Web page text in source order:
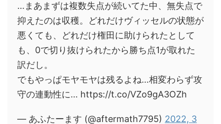
…まあまずは複数失点が続いてた中、無失点で
抑えたのは収穫。どれだけヴィッセルの状態が
悪くても、どれだけ権田に助けられたとして
も、0で切り抜けられたから勝ち点1が取れた
訳だし。
でもやっぱモヤモヤは残るよね…相変わらず攻
守の連動性に… https://t.co/VZo9gA3OZh
— あふたーます (@aftermath7795) 2022, 3